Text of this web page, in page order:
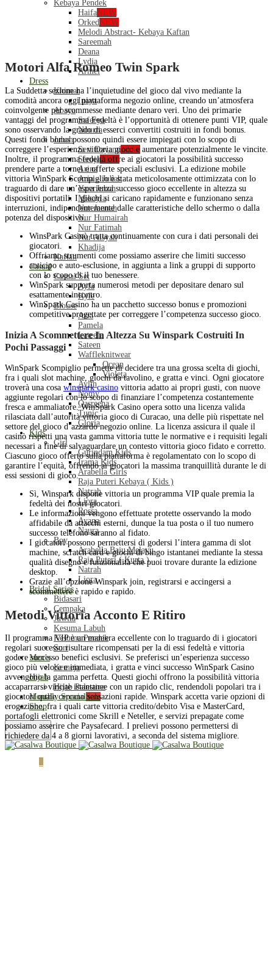
Kebaya Pendek
HaifaNEW
OrkedNEW
Melodi Abstract- Kebaya Kaftan
Sareemah
Deana
Lydia
Armel
Dress
Khimar
Inaya
Abaya
Safeeya
Nourra
Jubah
Seri DayangNEW
SerojaNEW
Arina
Aria – Jubah
Yara Jubah
Mikayla
Nur Jannah
Nur Humairah
Nur Fatimah
Nur Aisyah
Khadija
Kaftan
Casual
Casual Set
Ayfa
Kyle
Blouse
Aria
Pamela
Lateefa
Sateen
Waffleknitwear
Ocean
Violeta
Aylin
Nomy
Qasreena
Tunic
Gloria
Kids
Girl
Gurindam Kids
Irama Kids
Arabella Girls
Raja Puteri Kebaya ( Kids )
Natrah
Liora
Rossa
Ayana
Naura
Boy
Arabella Baju Melayu
Raja Puteri ( Kurta )
Natrah
Liora
Bridal Series
Bidasari
Cempaka
Juwita
Kesuma Labuh
Kesuma Pendek
Suri
Men’s
Kemeja
Hijab
Hijab Palestine
Monthly SpecialSale
Shop
Menu
Motori Alfa Romeo Twin Spark
La Suddetta sezione ha l’inquietudine del gioco dal vivo mediante la
comodità ancora oggi piattaforma negozio online, creando un’atmosfera
coinvolgente per scommesse mediante denaro veri. Uno dei primarie
vantaggi del programma Fedeltà è l’opportunità di ottenere punti VIP, quale
sono osservando la grado di esserci convertiti costruiti in fondi bonus.
Questi fondi bonus possono quindi essere impiegati con lo scopo di
correggere l’esperienza vittoria gioco e aumentare potenzialmente le vincite.
Inoltre, il programma fedeltà offre ai giocatori la possibilità successo
prendere parte a tornei e offerte speciali esclusivi. La edizione mobile
vittoria WinSpark Scompiglio è stata meticolosamente ottimizzata con lo
traguardo di dare un’esperienza successo gioco eccellente in altezza su
dispositivi portatili. I giochi si caricano rapidamente e funzionano senza
interruzioni, indipendentemente dalle caratteristiche dello schermo o dalla
potenza del dispositivo.
WinsPark Casinò tratta continuamente con cura i dati personali dei
giocatori.
Offriamo strumenti come possiamo asserire che limiti successo
anticipo e auto-esclusione, in aggiunta a link a gruppi di supporto
con lo scopo di il tuo benessere.
WinSpark supporta numerosi metodi per depositare denaro sul
esattamente incontro.
WinSpark Casino ha un pacchetto successo bonus e promozioni
competitive progettate per correggere l’competenza successo gioco.
Inizia A Scommettere In Altezza Su Winspark Costruiti In
Pochi Passaggi
WinSpark Scompiglio permette di decidere tra una grossa scelta di giochi,
fra i quali slot machine, giochi da tavolino, e gratta e vinci. Ogni giocatore
troverà una cosa winspark casino vittoria adatto ai propri gusti, con nuove
aggiunte regolari con lo scopo di finanziare l’competenza costantemente
fresca e ammaliatore. WinSpark Casino opera sotto una licenza valida
rilasciata dall’autorità vittoria gioco di Curacao, una delle più rispettate nel
settore del gioco d’azzardo negozio online. La licenza assicura il quale il
casinò rispetti una vasta gamma vittoria tutte le normative e i requisiti legali
necessari a fine di salvaguardare un contesto vittoria gioco fidato e corretto.
Ciascuno gioco offerto sulla piattaforma è regolamentato con lo scopo di
garantire l’equità, offrendo ai giocatori la massima tranquillità durante le di
essi sessioni di gioco.
Sì, Winspark dispone vittoria un programma VIP quale premia la
fedeltà dei nostri giocatori.
Le informazioni vengono effettuate protette osservando la modo
affidabile da attacchi esterni, dunque la tua posta o il tuo numero
successo telefono saranno al fidato.
I giocatori possono permettersi di godersi l’intera gamma di slot
machine, scratch card e giochi di bingo istantanei mediante la stessa
qualità disegno e funzionalità che puoi trovare durante la edizione
desktop.
Grazie all’opzione Winspark join, registrarsi e accingersi a
scommettere è rapido e rapido.
Metodi Vittoria Acconto E Ritiro
Il programma VIP è un maniera eccellente con lo traguardo di i giocatori
regolari successo risultare ricompensati per la di essi fedeltà e vittoria
godere successo benefici esclusivi. Se preferisci un’esperienza successo
gioco più veloce e immediata, i gratta e vinci successo WinSpark Casino
avvengono la gamma perfetta. Questi giochi offrono la possibilità vittoria
accaparrarsi vincite istantanee con un rapido clic, rendendoli popolari tra i
giocatori quale cercano sensazioni rapide. Winspark accetta varie opzioni di
erogazione, fra i quali carte vittoria credito/debito Visa e MasterCard,
portafogli elettronici come Skrill e Neteller, e servizi prepagate come
possiamo asserire che Paysafecard. I prelievi possono permettersi di
richiedere da 4 a 8 giorni lavorativi, a seconda del sistema migliore.